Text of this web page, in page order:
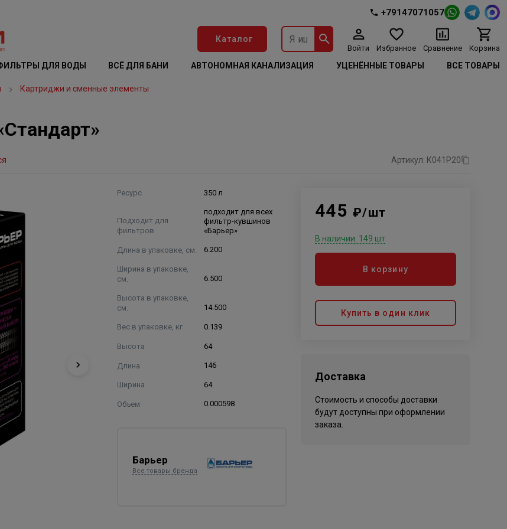
+79147071057
Каталог
Войти Избранное Сравнение Корзина
ДЛЯ ВОДЫ ВСЁ ДЛЯ БАНИ АВТОНОМНАЯ КАНАЛИЗАЦИЯ УЦЕНЁННЫЕ ТОВАРЫ ВСЕ ТОВАРЫ
Картриджи и сменные элементы
Артикул: К041Р20
Ресурс 350 л
Подходит для
фильтров
подходит для всех
фильтр-кувшинов
«Барьер»
Длина в упаковке, см. 6.200
Ширина в упаковке,
см.
6.500
Высота в упаковке,
см.
14.500
Вес в упаковке, кг 0.139
Высота 64
Длина 146
Ширина 64
Объем 0.000598
Барьер
Все товары бренда
445 ₽/шт
В наличии: 149 шт
В корзину
Купить в один клик
Доставка
Стоимость и способы доставки
будут доступны при оформлении
заказа.